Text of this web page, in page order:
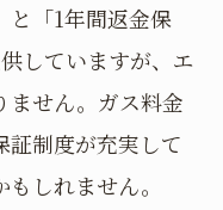
と「1年間返金保
していますが、エ
ません。ガス料金
証制度が充実して
しれません。